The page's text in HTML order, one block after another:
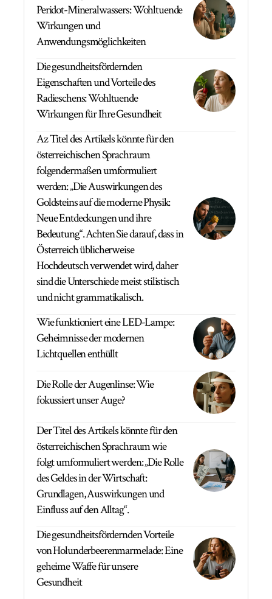
Peridot-Mineralwassers: Wohltuende
Wirkungen und
Anwendungsmöglichkeiten
Die gesundheitsfördernden
Eigenschaften und Vorteile des
Radieschens: Wohltuende
Wirkungen für Ihre Gesundheit
Az Titel des Artikels könnte für den
österreichischen Sprachraum
folgendermaßen umformuliert
werden: „Die Auswirkungen des
Goldsteins auf die moderne Physik:
Neue Entdeckungen und ihre
Bedeutung“. Achten Sie darauf, dass in
Österreich üblicherweise
Hochdeutsch verwendet wird, daher
sind die Unterschiede meist stilistisch
und nicht grammatikalisch.
Wie funktioniert eine LED-Lampe:
Geheimnisse der modernen
Lichtquellen enthüllt
Die Rolle der Augenlinse: Wie
fokussiert unser Auge?
Der Titel des Artikels könnte für den
österreichischen Sprachraum wie
folgt umformuliert werden: „Die Rolle
des Geldes in der Wirtschaft:
Grundlagen, Auswirkungen und
Einfluss auf den Alltag“.
Die gesundheitsfördernden Vorteile
von Holunderbeerenmarmelade: Eine
geheime Waffe für unsere
Gesundheit